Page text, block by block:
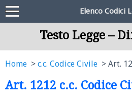
Elenco Codici
Testo Legge –
Home c.c. Codice Civile Art.
Art. 1212 c.c. Codice